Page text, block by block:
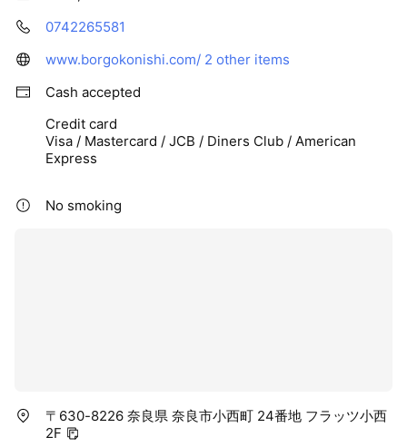
0742265581
www.borgokonishi.com/ 2 other items
Cash accepted
Credit card
Visa / Mastercard / JCB / Diners Club / American
Express
No smoking
〒630-8226 奈良県 奈良市小西町 24番地 フラッツ小西
2F